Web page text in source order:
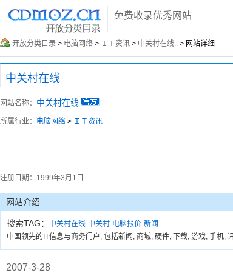
免费收录优秀网站
开放分类目录 > 电脑网络 > ＩＴ资讯 > 中关村在线.. > 网站详细
中关村在线
网站名称： 中关村在线
所属行业： 电脑网络 > ＩＴ资讯
注册日期： 1999年3月1日
网站介绍
搜索TAG： 中关村在线 中关村 电脑报价 新闻
中国领先的IT信息与商务门户, 包括新闻, 商城, 硬件, 下载, 游戏, 手机
2007-3-28